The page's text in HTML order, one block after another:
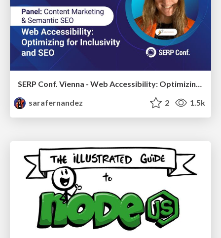
SERP Conf. Vienna - Web Accessibility: Optimizing for Inclusivity and SEO
sarafernandez
2 1.5k